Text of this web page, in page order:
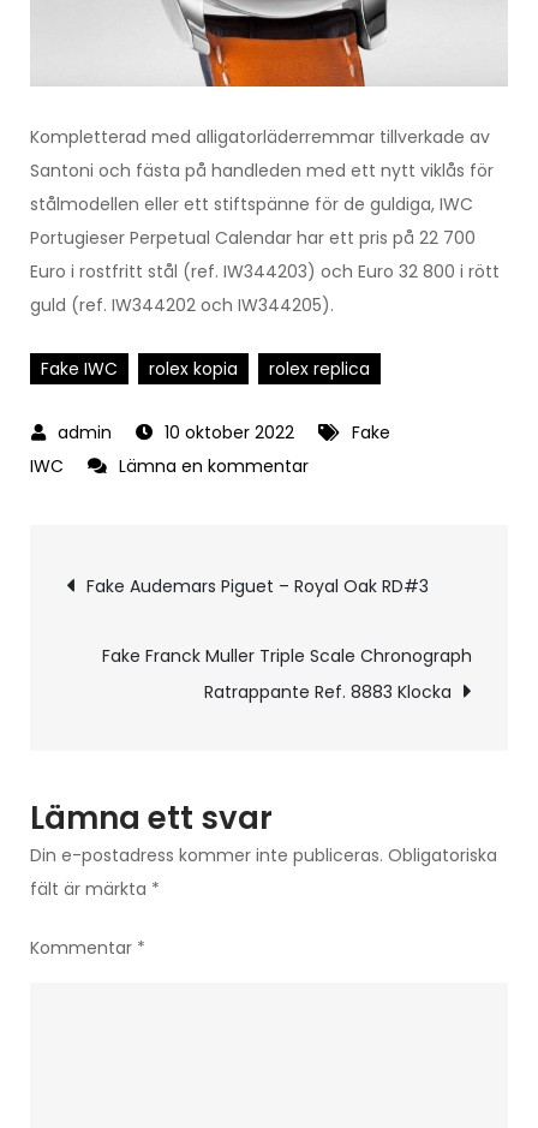
Kompletterad med alligatorläderremmar tillverkade av
Santoni och fästa på handleden med ett nytt viklås för
stålmodellen eller ett stiftspänne för de guldiga, IWC
Portugieser Perpetual Calendar har ett pris på 22 700
Euro i rostfritt stål (ref. IW344203) och Euro 32 800 i rött
guld (ref. IW344202 och IW344205).
Fake IWC rolex kopia rolex replica
10 oktober 2022
Fake
IWC
Lämna en kommentarpå
Portugisisk
IW3442
Inläggsnavigering
Fake Audemars Piguet – Royal Oak RD#3
Fake Franck Muller Triple Scale Chronograph
Ratrappante Ref. 8883 Klocka
Lämna ett svar
Din e-postadress kommer inte publiceras. Obligatoriska
fält är märkta *
Kommentar *